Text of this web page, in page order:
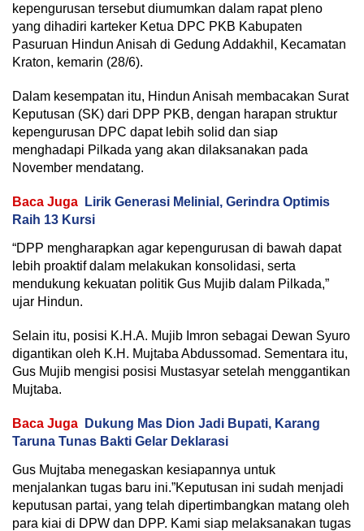
kepengurusan tersebut diumumkan dalam rapat pleno
yang dihadiri karteker Ketua DPC PKB Kabupaten
Pasuruan Hindun Anisah di Gedung Addakhil, Kecamatan
Kraton, kemarin (28/6).
Dalam kesempatan itu, Hindun Anisah membacakan Surat
Keputusan (SK) dari DPP PKB, dengan harapan struktur
kepengurusan DPC dapat lebih solid dan siap
menghadapi Pilkada yang akan dilaksanakan pada
November mendatang.
Baca Juga
Lirik Generasi Melinial, Gerindra Optimis
Raih 13 Kursi
“DPP mengharapkan agar kepengurusan di bawah dapat
lebih proaktif dalam melakukan konsolidasi, serta
mendukung kekuatan politik Gus Mujib dalam Pilkada,”
ujar Hindun.
Selain itu, posisi K.H.A. Mujib Imron sebagai Dewan Syuro
digantikan oleh K.H. Mujtaba Abdussomad. Sementara itu,
Gus Mujib mengisi posisi Mustasyar setelah menggantikan
Mujtaba.
Baca Juga
Dukung Mas Dion Jadi Bupati, Karang
Taruna Tunas Bakti Gelar Deklarasi
Gus Mujtaba menegaskan kesiapannya untuk
menjalankan tugas baru ini.”Keputusan ini sudah menjadi
keputusan partai, yang telah dipertimbangkan matang oleh
para kiai di DPW dan DPP. Kami siap melaksanakan tugas